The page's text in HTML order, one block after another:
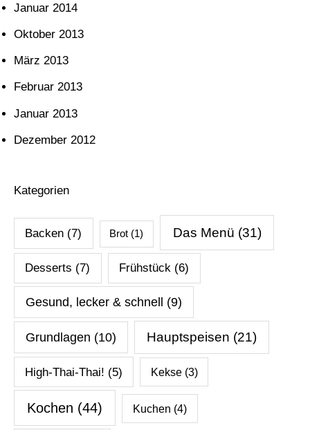
Januar 2014
Oktober 2013
März 2013
Februar 2013
Januar 2013
Dezember 2012
Kategorien
Backen (7) Brot (1) Das Menü (31)
Desserts (7) Frühstück (6)
Gesund, lecker & schnell (9)
Grundlagen (10) Hauptspeisen (21)
High-Thai-Thai! (5) Kekse(3)
Kochen (44) Kuchen (4)